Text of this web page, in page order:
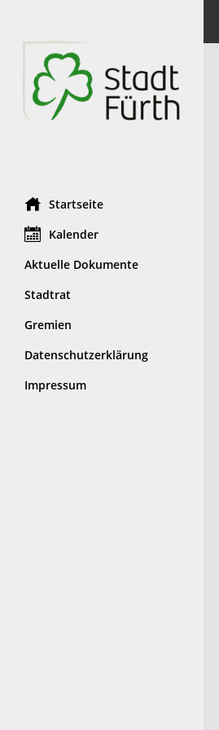
Startseite
Kalender
Aktuelle Dokumente
Stadtrat
Gremien
Datenschutzerklärung
Impressum